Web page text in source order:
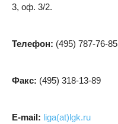
3, оф. 3/2.
Телефон: (495) 787-76-85
Факс: (495) 318-13-89
E-mail: liga(at)lgk.ru